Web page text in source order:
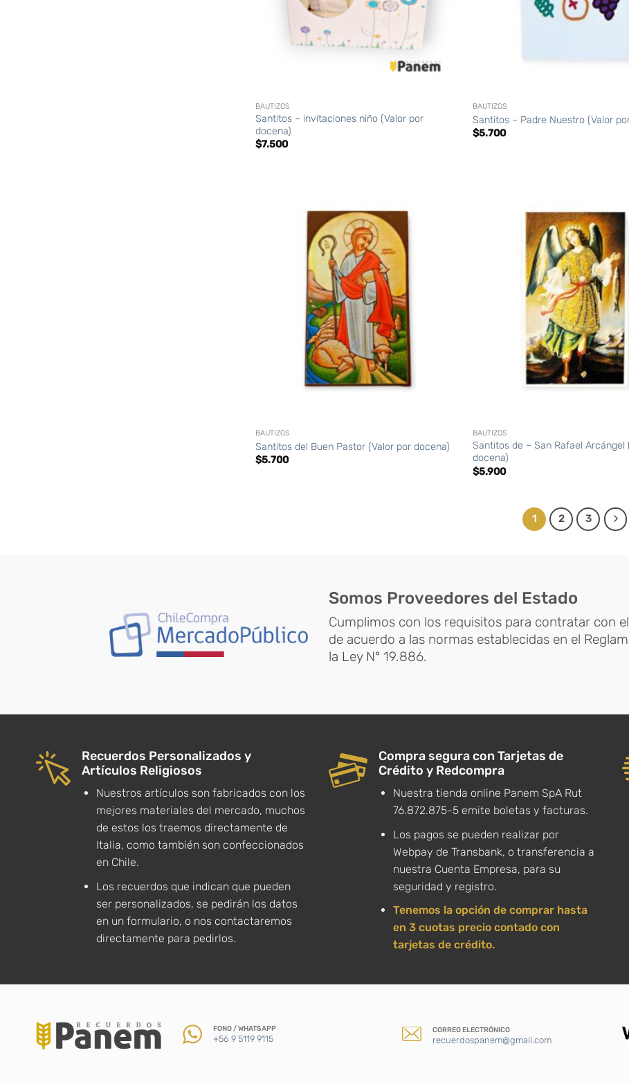
BAUTIZOS
Santitos – invitaciones niño (Valor por
docena)
$7.500
BAUTIZOS
Santitos – Padre Nuestro (Valor
$5.700
BAUTIZOS
Santitos del Buen Pastor (Valor por docena)
$5.700
BAUTIZOS
Santitos de – San Rafael Arcángel
docena)
$5.900
1 2 3
Somos Proveedores del Estado
Cumplimos con los requisitos para contratar con
de acuerdo a las normas establecidas en el
la Ley N° 19.886.
Recuerdos Personalizados y
Artículos Religiosos
Nuestros artículos son fabricados con los
mejores materiales del mercado, muchos
de estos los traemos directamente de
Italia, como también son confeccionados
en Chile.
Los recuerdos que indican que pueden
ser personalizados, se pedirán los datos
en un formulario, o nos contactaremos
directamente para pedirlos.
Compra segura con Tarjetas de
Crédito y Redcompra
Nuestra tienda online Panem SpA Rut
76.872.875-5 emite boletas y facturas.
Los pagos se pueden realizar por
Webpay de Transbank, o transferencia a
nuestra Cuenta Empresa, para su
seguridad y registro.
Tenemos la opción de comprar hasta
en 3 cuotas precio contado con
tarjetas de crédito.
FONO / WHATSAPP
+56 9 5119 9115
CORREO ELECTRÓNICO
recuerdospanem@gmail.com